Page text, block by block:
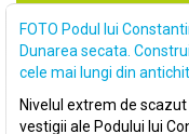
FOTO Podul lui
Dunarea secata.
cele mai lungi din
Nivelul extrem de
vestigii ale Podului lui